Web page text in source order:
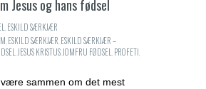
Jesus og hans fødsel
,ESKILD SÆRKJÆR
,ESKILD SÆRKJÆR,ESKILD SÆRKJÆR –
,JESUS KRISTUS,JOMFRU FØDSEL,PROFETI,
sammen om det mest